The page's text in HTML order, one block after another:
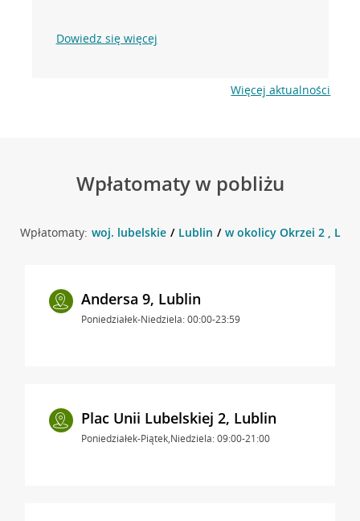
Dowiedz się więcej
Więcej aktualności
Wpłatomaty w pobliżu
Wpłatomaty: woj. lubelskie Lublin w okolicy Okrzei 2 ,
Andersa 9, Lublin
Poniedziałek-Niedziela: 00:00-23:59
Plac Unii Lubelskiej 2, Lublin
Poniedziałek-Piątek,Niedziela: 09:00-21:00